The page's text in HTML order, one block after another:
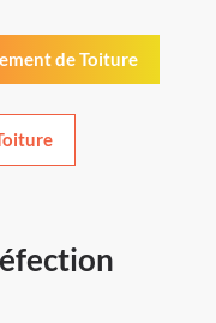
de Toiture